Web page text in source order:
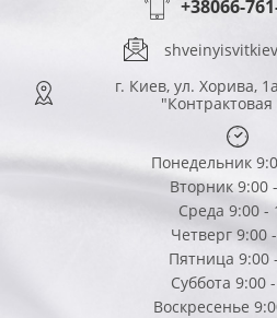
+38066-
г. Киев, ул. Хорива,
Понедельник
Вторник 9:00
Среда 9:00 -
Четверг 9:00
Пятница 9:00
Суббота 9:00
Воскресенье